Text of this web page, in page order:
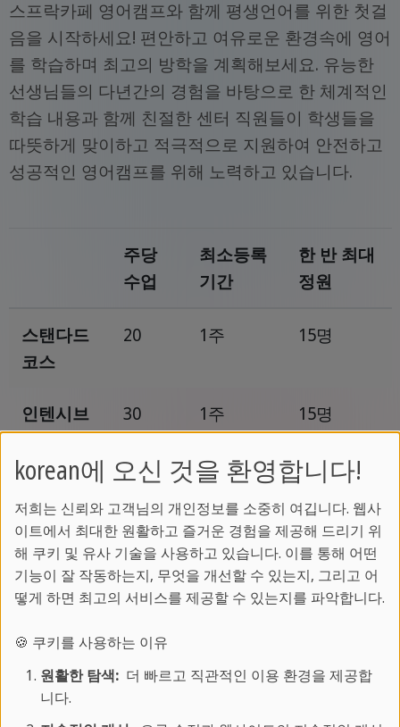
스프락카페 영어캠프와 함께 평생언어를 위한 첫걸
음을 시작하세요! 편안하고 여유로운 환경속에 영어
를 학습하며 최고의 방학을 계획해보세요. 유능한
선생님들의 다년간의 경험을 바탕으로 한 체계적인
학습 내용과 함께 친절한 센터 직원들이 학생들을
따뜻하게 맞이하고 적극적으로 지원하여 안전하고
성공적인 영어캠프를 위해 노력하고 있습니다.
주당
수업
최소등록
기간
한 반 최대
정원
스탠다드
코스
20 1주 15명
인텐시브
코스
30 1주 15명
전 세계에서 온 학생들과 함께 영국 영어를 배우며
브라이튼이라는 아름다운 도시를 경험해보세요.
브라이튼 영어캠프
브라이튼 영어캠프를 통해 영어학습의 재미와 함께
감동적인 모험을 경험해보세요. 인텐시브 코스와 스
korean에 오신 것을 환영합니다!
저희는 신뢰와 고객님의 개인정보를 소중히 여깁니다. 웹사
이트에서 최대한 원활하고 즐거운 경험을 제공해 드리기 위
해 쿠키 및 유사 기술을 사용하고 있습니다. 이를 통해 어떤
기능이 잘 작동하는지, 무엇을 개선할 수 있는지, 그리고 어
떻게 하면 최고의 서비스를 제공할 수 있는지를 파악합니다.
🍪 쿠키를 사용하는 이유
원활한 탐색:더 빠르고 직관적인 이용 환경을 제공합
니다.